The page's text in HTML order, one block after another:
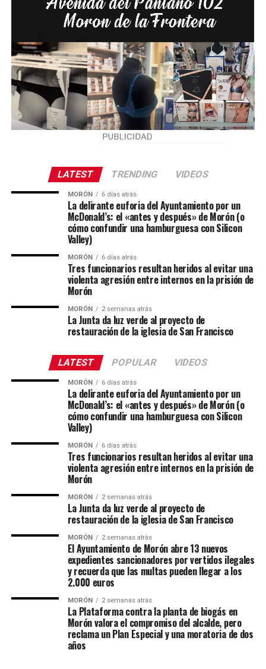
LATEST TRENDING VIDEOS
MORÓN 6 días atrás
La delirante euforia del Ayuntamiento por un
McDonald’s: el «antes y después» de Morón (o
cómo confundir una hamburguesa con Silicon
Valley)
MORÓN 6 días atrás
Tres funcionarios resultan heridos al evitar una
violenta agresión entre internos en la prisión de
Morón
MORÓN 2 semanas atrás
La Junta da luz verde al proyecto de
restauración de la iglesia de San Francisco
LATEST POPULAR VIDEOS
MORÓN 6 días atrás
La delirante euforia del Ayuntamiento por un
McDonald’s: el «antes y después» de Morón (o
cómo confundir una hamburguesa con Silicon
Valley)
MORÓN 6 días atrás
Tres funcionarios resultan heridos al evitar una
violenta agresión entre internos en la prisión de
Morón
MORÓN 2 semanas atrás
La Junta da luz verde al proyecto de
restauración de la iglesia de San Francisco
MORÓN 2 semanas atrás
El Ayuntamiento de Morón abre 13 nuevos
expedientes sancionadores por vertidos ilegales
y recuerda que las multas pueden llegar a los
2.000 euros
MORÓN 2 semanas atrás
La Plataforma contra la planta de biogás en
Morón valora el compromiso del alcalde, pero
reclama un Plan Especial y una moratoria de dos
años